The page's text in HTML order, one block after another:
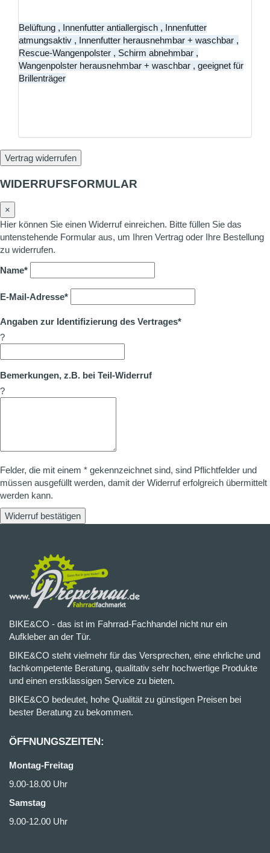
Belüftung , Innenfutter antiallergisch , Innenfutter
atmungsaktiv , Innenfutter herausnehmbar + waschbar ,
Rescue-Wangenpolster , Schirm abnehmbar ,
Wangenpolster herausnehmbar + waschbar , geeignet für
Brillenträger
Vertrag widerrufen
WIDERRUFSFORMULAR
×
Hier können Sie einen Widerruf einreichen. Bitte füllen Sie das
untenstehende Formular aus, um Ihren Vertrag oder Ihre Bestellung
zu widerrufen.
Name*
E-Mail-Adresse*
Angaben zur Identifizierung des Vertrages*
?
Bemerkungen, z.B. bei Teil-Widerruf
?
Felder, die mit einem * gekennzeichnet sind, sind Pflichtfelder und
müssen ausgefüllt werden, damit der Widerruf erfolgreich übermittelt
werden kann.
Widerruf bestätigen
BIKE&CO - das ist im Fahrrad-Fachhandel nicht nur ein
Aufkleber an der Tür.
BIKE&CO steht vielmehr für das Versprechen, eine ehrliche und
fachkompetente Beratung, qualitativ sehr hochwertige Produkte
und einen erstklassigen Service zu bieten.
BIKE&CO bedeutet, hohe Qualität zu günstigen Preisen bei
bester Beratung zu bekommen.
ÖFFNUNGSZEITEN:
Montag-Freitag
9.00-18.00 Uhr
Samstag
9.00-12.00 Uhr